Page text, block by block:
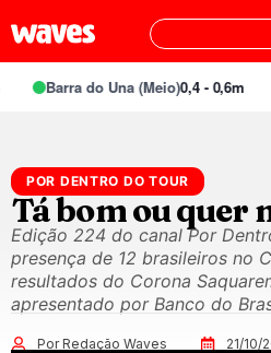
Barra do Una (Meio)0,4 - 0,6m
POR DENTRO DO TOUR
Tá bom ou quer
Edição 224 do canal Por
presença de 12 brasileiros no
resultados do Corona
apresentado por Banco do
Por Redação Waves 21/10/